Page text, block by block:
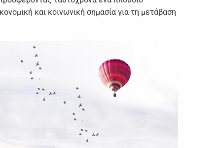
και κοινωνική σημασία για τη μετάβαση